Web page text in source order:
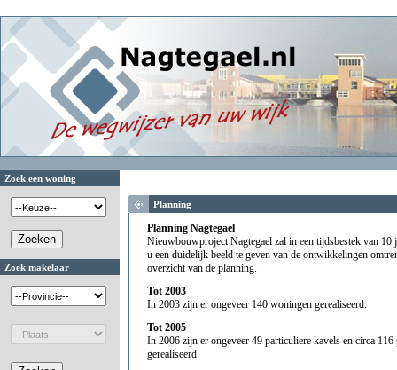
Zoek een woning
Zoek makelaar
Planning
Planning Nagtegael
Nieuwbouwproject Nagtegael zal in een tijdsbestek van 10
u een duidelijk beeld te geven van de ontwikkelingen
overzicht van de planning.
Tot 2003
In 2003 zijn er ongeveer 140 woningen gerealiseerd.
Tot 2005
In 2006 zijn er ongeveer 49 particuliere kavels en circa
gerealiseerd.